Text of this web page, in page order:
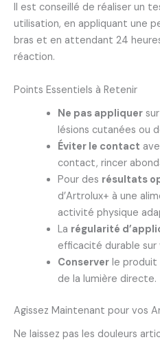
Il est conseillé de réaliser un
utilisation, en appliquant une
bras et en attendant 24
réaction.
Points Essentiels à Retenir
Ne pas appliquersur
lésions cutanées ou
Éviter le contact
contact, rincer
Pour des résultats
d’Artrolux+ à une
activité physique
La régularité
efficacité durable sur
Conserverle produit
de la lumière directe.
Agissez Maintenant pour vos
Ne laissez pas les douleurs